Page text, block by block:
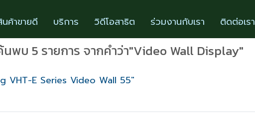
นค้าขายดี บริการ วิดีโอสาธิต ร่วมงานกับเรา ติดต่อเรา
นพบ 5 รายการ จากคำว่า"Video Wall Display"
VHT-E Series Video Wall 55"